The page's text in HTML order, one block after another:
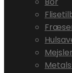
Mejsler